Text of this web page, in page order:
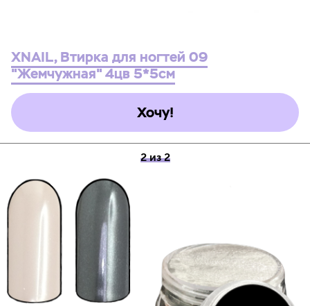
XNAIL, Втирка для ногтей 09
"Жемчужная" 4цв 5*5см
Хочу!
2 из 2